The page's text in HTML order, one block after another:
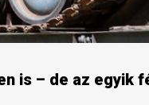
is – de az egyik